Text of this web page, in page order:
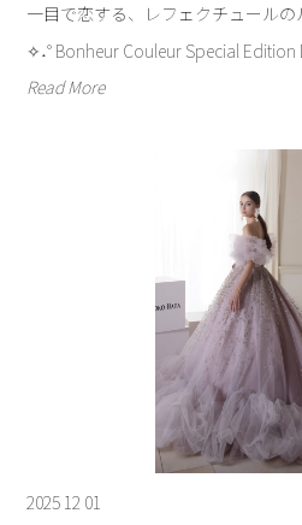
一目で恋する、レフェクチュールの
✧˖° Bonheur Couleur Special
Read More
2025 12 01